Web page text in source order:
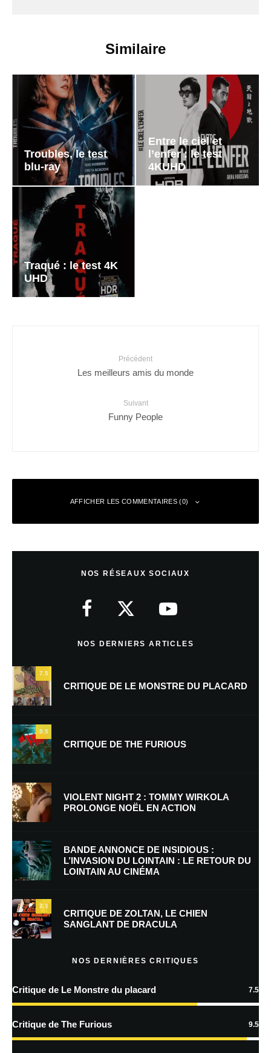
Similaire
Troubles, le test
blu-ray
Entre le ciel et
l’enfer : le test
4KUHD
Traqué : le test 4K
UHD
Précédent
Les meilleurs amis du monde
Suivant
Funny People
AFFICHER LES COMMENTAIRES (0)
26 juin 2010 à 21 h 21 min
le editions emylia
psd@emylia.fr
Laisser un commentaire
Votre adresse e-mail ne sera pas publiée.
indiqués avec
Commentaire
Nom*
E-mail Site web
Enregistrer mon nom, mon e-mail et mon site dans le navigateur pour
NOS RÉSEAUX SOCIAUX
NOS DERNIERS ARTICLES
7.5
CRITIQUE DE LE MONSTRE DU PLACARD
9.5
CRITIQUE DE THE FURIOUS
VIOLENT NIGHT 2 : TOMMY WIRKOLA
PROLONGE NOËL EN ACTION
BANDE ANNONCE DE INSIDIOUS :
L’INVASION DU LOINTAIN : LE RETOUR DU
LOINTAIN AU CINÉMA
7.5
CRITIQUE DE ZOLTAN, LE CHIEN
SANGLANT DE DRACULA
NOS DERNIÈRES CRITIQUES
Critique de Le Monstre du placard 7.5
Critique de The Furious 9.5